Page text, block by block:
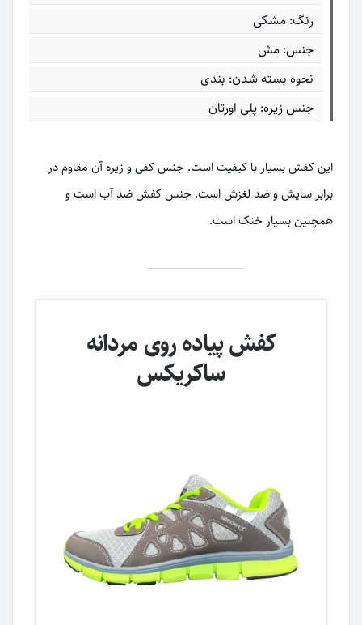
رنگ: مشکی
جنس: مش
نحوه بسته شدن: بندی
جنس زیره: پلی اورتان
این کفش بسیار با کیفیت است. جنس کفی و زیره آن مقاوم در
برابر سایش و ضد لغزش است. جنس کفش ضد آب است و
همچنین بسیار خنک است.
کفش پیاده روی مردانه
ساکریکس